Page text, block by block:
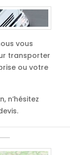
vous
transporter
ou votre
n’hésitez